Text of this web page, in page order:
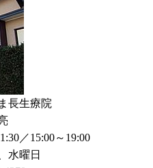
長生療院
／15:00～19:00
水曜日